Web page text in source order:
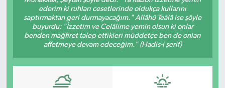
ederim ki ruhları cesetlerinde oldukça kullarını
saptırmaktan geri durmayacağım." Allâhü Teâlâ ise şöyle
buyurdu: "İzzetim ve Celâlime yemin olsun ki onlar
benden mağfiret talep ettikleri müddetçe ben de onları
affetmeye devam edeceğim." (Hadis-i şerif)